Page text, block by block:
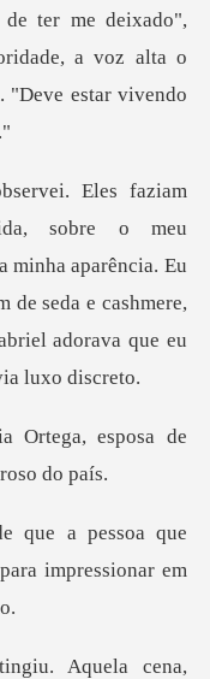
a voz alta o
minha aparência. Eu
de seda e cashmere,
Ortega, esposa de
que
impr
cena,